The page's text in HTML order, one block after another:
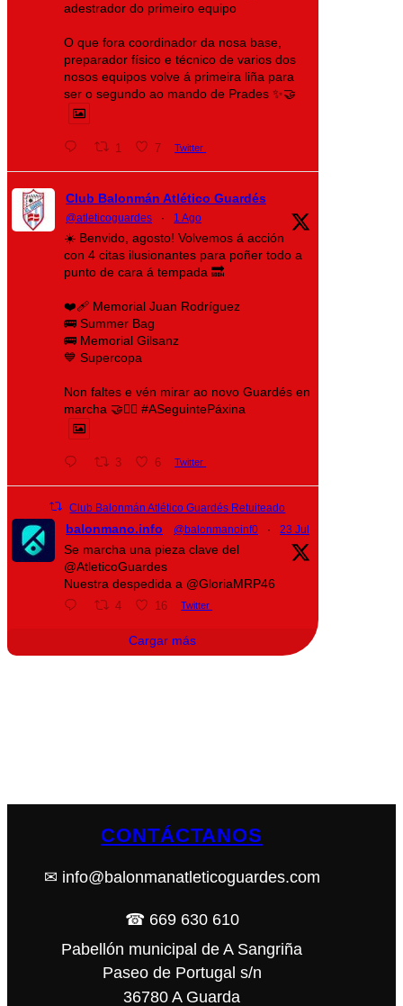
adestrador do primeiro equipo
O que fora coordinador da nosa base,
preparador físico e técnico de varios dos
nosos equipos volve á primeira liña para
ser o segundo ao mando de Prades ✨🤝
1 7 Twitter
Club Balonmán Atlético Guardés
@atleticoguardes · 1 Ago
☀️ Benvido, agosto! Volvemos á acción
con 4 citas ilusionantes para poñer todo a
punto de cara á tempada 🔜
❤️‍🩹 Memorial Juan Rodríguez
🚌 Summer Bag
🚌 Memorial Gilsanz
💙 Supercopa
Non faltes e vén mirar ao novo Guardés en
marcha 🤝❤️‍🔥 #ASeguintePáxina
3 6 Twitter
Club Balonmán Atlético Guardés Retuiteado
balonmano.info @balonmanoinf0 · 23 Jul
Se marcha una pieza clave del
@AtleticoGuardes
Nuestra despedida a @GloriaMRP46
4 16 Twitter
Cargar más
CONTÁCTANOS
✉ info@balonmanatleticoguardes.com
☎ 669 630 610
Pabellón municipal de A Sangriña
Paseo de Portugal s/n
36780 A Guarda